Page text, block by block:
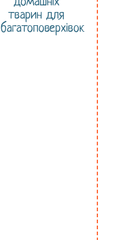
тварин для
багатоповерхівок